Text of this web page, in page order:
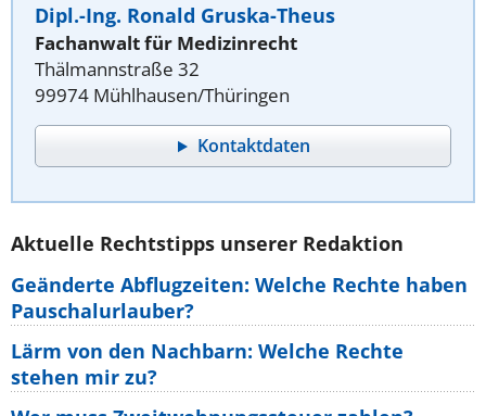
Dipl.-Ing. Ronald Gruska-Theus
Fachanwalt für Medizinrecht
Thälmannstraße 32
99974 Mühlhausen/Thüringen
Kontaktdaten
Aktuelle Rechtstipps unserer Redaktion
Geänderte Abflugzeiten: Welche Rechte haben
Pauschalurlauber?
Lärm von den Nachbarn: Welche Rechte
stehen mir zu?